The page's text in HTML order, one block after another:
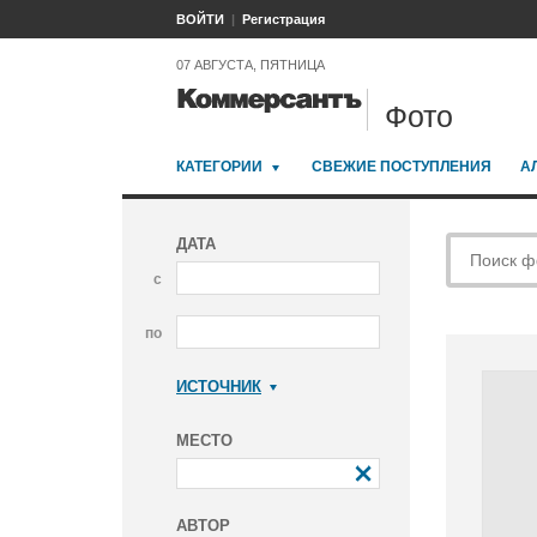
ВОЙТИ Регистрация
07 АВГУСТА, ПЯТНИЦА
Фото
КАТЕГОРИИ СВЕЖИЕ ПОСТУПЛЕНИЯ
ДАТА
с
по
ИСТОЧНИК
МЕСТО
АВТОР